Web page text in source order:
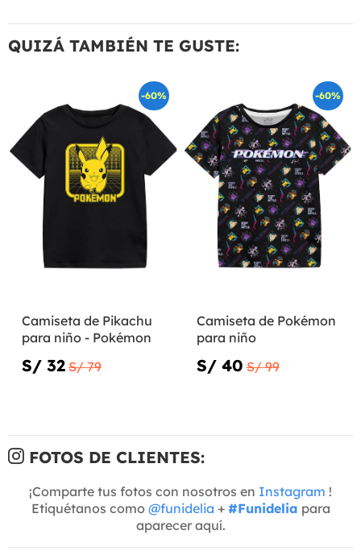
QUIZÁ TAMBIÉN TE GUSTE:
-60%
Camiseta de Pikachu
para niño - Pokémon
S/ 32 S/ 79
-60%
Camiseta de Pokémon
para niño
S/ 40 S/ 99
FOTOS DE CLIENTES:
¡Comparte tus fotos con nosotros en Instagram !
Etiquétanos como @funidelia + #Funidelia para
aparecer aquí.